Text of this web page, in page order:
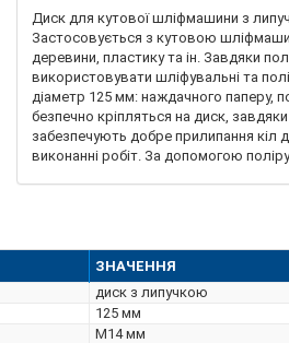
Диск для кутової шліфмашини з
Застосовується з кутовою
деревини, пластику та ін. Завдяки
використовувати шліфувальні та
діаметр 125 мм: наждачного паперу,
безпечно кріпляться на диск,
забезпечують добре прилипання кіл
виконанні робіт. За допомогою
ЗНАЧЕННЯ
диск з липучкою
125 мм
М14 мм